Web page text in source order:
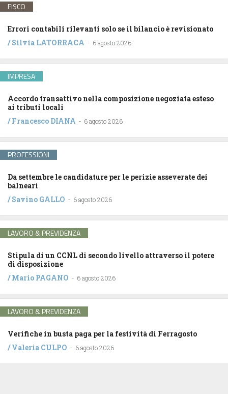
FISCO
Errori contabili rilevanti solo se il bilancio è revisionato
/Silvia LATORRACA - 6 agosto 2026
IMPRESA
Accordo transattivo nella composizione negoziata esteso
ai tributi locali
/Francesco DIANA - 6 agosto 2026
PROFESSIONI
Da settembre le candidature per le perizie asseverate dei
balneari
/Savino GALLO - 6 agosto 2026
LAVORO & PREVIDENZA
Stipula di un CCNL di secondo livello attraverso il potere
di disposizione
/Mario PAGANO - 6 agosto 2026
LAVORO & PREVIDENZA
Verifiche in busta paga per la festività di Ferragosto
/Valeria CULPO - 6 agosto 2026